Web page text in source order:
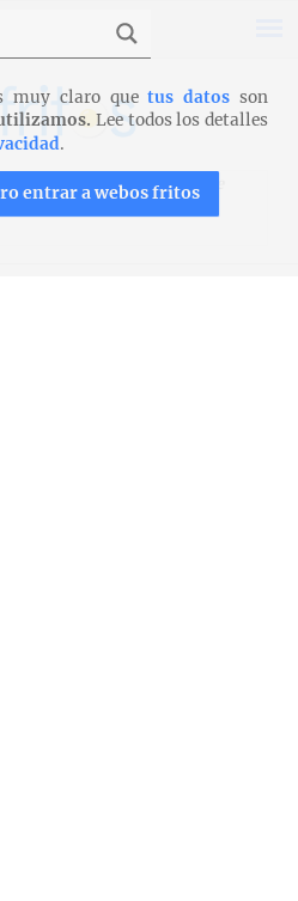
>
Rosquillas de candil de
muy claro quetus datos son
Lee todos los detalles
.
entrar a webos fritos